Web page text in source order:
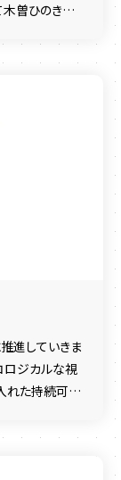
曽ひのきに
進していきま
ロジカルな視
れた持続可能